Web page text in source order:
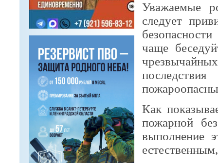
Уважаемые
следует
чаще
Как
пожарной
выполнение